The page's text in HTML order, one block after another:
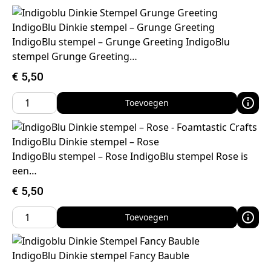
IndigoBlu Dinkie stempel – Grunge Greeting
IndigoBlu stempel – Grunge Greeting IndigoBlu
stempel Grunge Greeting…
€ 5,50
Toevoegen
IndigoBlu Dinkie stempel – Rose
IndigoBlu stempel – Rose IndigoBlu stempel Rose is
een…
€ 5,50
Toevoegen
IndigoBlu Dinkie stempel Fancy Bauble